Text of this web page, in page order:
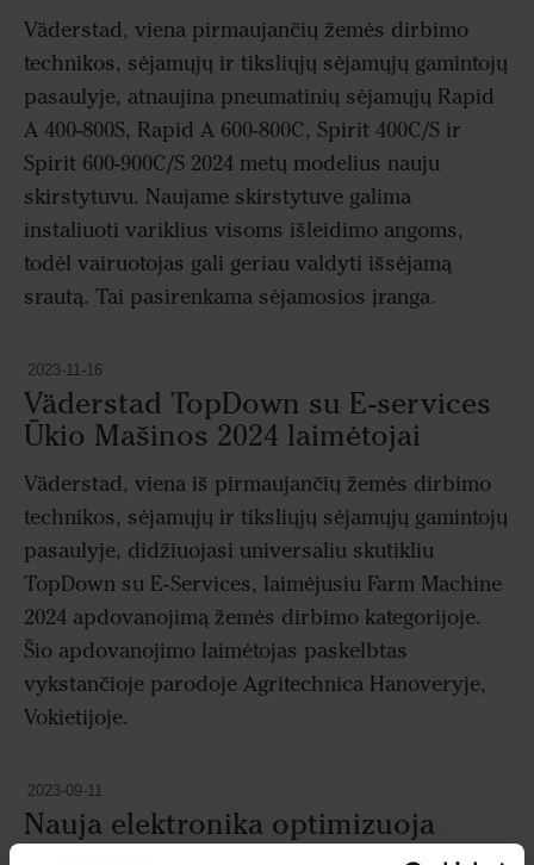
Väderstad, viena pirmaujančių žemės dirbimo
technikos, sėjamųjų ir tiksliųjų sėjamųjų gamintojų
pasaulyje, atnaujina pneumatinių sėjamųjų Rapid
A 400-800S, Rapid A 600-800C, Spirit 400C/S ir
Spirit 600-900C/S 2024 metų modelius nauju
skirstytuvu. Naujame skirstytuve galima
instaliuoti variklius visoms išleidimo angoms,
todėl vairuotojas gali geriau valdyti išsėjamą
srautą. Tai pasirenkama sėjamosios įranga.
2023-11-16
Väderstad TopDown su E-services
Ūkio Mašinos 2024 laimėtojai
Väderstad, viena iš pirmaujančių žemės dirbimo
technikos, sėjamųjų ir tiksliųjų sėjamųjų gamintojų
pasaulyje, didžiuojasi universaliu skutikliu
TopDown su E-Services, laimėjusiu Farm Machine
2024 apdovanojimą žemės dirbimo kategorijoje.
Šio apdovanojimo laimėtojas paskelbtas
vykstančioje parodoje Agritechnica Hanoveryje,
Vokietijoje.
2023-09-11
Nauja elektronika optimizuoja
Tempo tikslumą